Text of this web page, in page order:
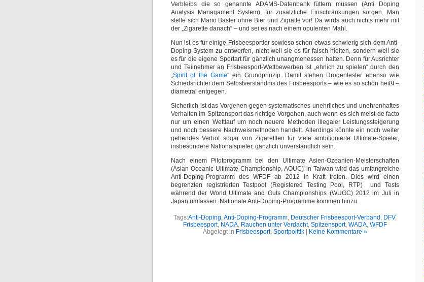
Verbleibs die so genannte ADAMS-Datenbank füttern müssen (Anti Doping
Analysis Managament System), für zusätzliche Einschränkungen sorgen. Man
stelle sich Mario Basler ohne Bier und Zigratte vor! Da wirds auch nichts mehr mit
der „Zigarette danach“ – und sei es nach einem opulenten Mahl.
Nun ist es für einige Frisbeesportler sowieso schon etwas schwierig sich dem Anti-
Doping-System zu entwerfen, nicht weil sie es für falsch hielten, sondern weil sie
es für die eigene Sportart für gänzlich unangmenessen halten. Denn für Ausrichter
und Teilnehmer an Frisbeesport-Wettbewerben ist „ehrlich zu spielen“ durch den
„Spirit of the Game“ ein Grundprinzip. Damit stehen Drogentester ebenso wie
Schiedsrichter dem Selbstverständnis des Frisbeesports – wie es so schön heißt –
diametral entgegen.
Sicherlich ist das Vorgehen gegen systematisches unehrliches und unehrenhaftes
Verhalten im Spitzensport das richtige Vorgehen, auch wenn es sich meist de facto
nur um einen Wettlauf um noch neuere Methoden illegaler Leistungssteigerung
und noch bessere Nachweismethoden handelt. Allerdings könnte ein noch weiter
gehendes Verbot sogar von Zigarettten für viele ambitionierte Ultimate-Spieler,
insbesondere Nationalspieler, gänzlich unverständlich sein.
Nach einem Pilotprogramm bei den Ultimate Asien-Ozeanien-Meisterschaften
(Asian Oceanic Ultimate Championship, AOUC) in Taiwan wird das umfangreiche
Anti-Doping-Programm des WFDF ab 2012 in Kraft treten. Dies wird einen
begrenzten registrierten Testpool (Registered Testing Pool, RTP) und Tests
während der World Ultimate and Guts Championships (WUGC) 2012 im Juli in
Japan umfassen. Nationale Anti-Doping-Programme kommen hinzu.
Tags:Anti-Doping,Anti-Doping-Programm, Deutscher Frisbeesport-Verband , DFV,
Frisbeesport, NADA, Rauchen unter Verdacht, Spitzensport, WADA, WFDF
Abgelegt in Frisbeesport, Sportpolitik Keine Kommentare »